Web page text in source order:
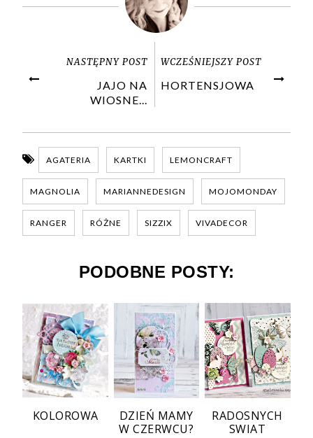
NASTĘPNY POST
JAJO NA
WIOSNE...
WCZEŚNIEJSZY POST
HORTENSJOWA
AGATERIA KARTKI LEMONCRAFT
MAGNOLIA MARIANNEDESIGN MOJOMONDAY
RANGER RÓŻNE SIZZIX VIVADECOR
PODOBNE POSTY:
KOLOROWA
DZIEŃ MAMY
W CZERWCU?
RADOSNYCH
SWIAT